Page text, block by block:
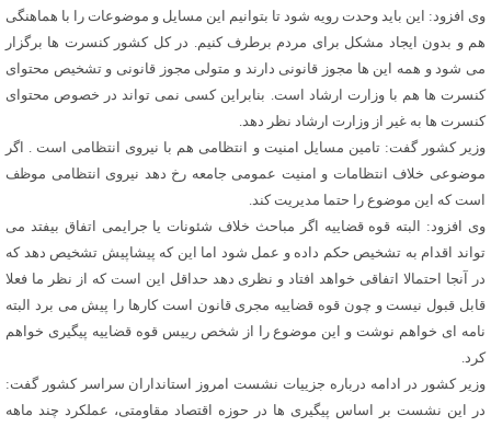
وی افزود: این باید وحدت رویه شود تا بتوانیم این مسایل و موضوعات را با هماهنگی
هم و بدون ایجاد مشکل برای مردم برطرف کنیم. در کل کشور کنسرت ها برگزار
می شود و همه این ها مجوز قانونی دارند و متولی مجوز قانونی و تشخیص محتوای
کنسرت ها هم با وزارت ارشاد است. بنابراین کسی نمی تواند در خصوص محتوای
کنسرت ها به غیر از وزارت ارشاد نظر دهد.
وزیر کشور گفت: تامین مسایل امنیت و انتظامی هم با نیروی انتظامی است . اگر
موضوعی خلاف انتظامات و امنیت عمومی جامعه رخ دهد نیروی انتظامی موظف
است که این موضوع را حتما مدیریت کند.
وی افزود: البته قوه قضاییه اگر مباحث خلاف شئونات یا جرایمی اتفاق بیفتد می
تواند اقدام به تشخیص حکم داده و عمل شود اما این که پیشاپیش تشخیص دهد که
در آنجا احتمالا اتفاقی خواهد افتاد و نظری دهد حداقل این است که از نظر ما فعلا
قابل قبول نیست و چون قوه قضاییه مجری قانون است کارها را پیش می برد البته
نامه ای خواهم نوشت و این موضوع را از شخص رییس قوه قضاییه پیگیری خواهم
کرد.
وزیر کشور در ادامه درباره جزییات نشست امروز استانداران سراسر کشور گفت:
در این نشست بر اساس پیگیری ها در حوزه اقتصاد مقاومتی، عملکرد چند ماهه